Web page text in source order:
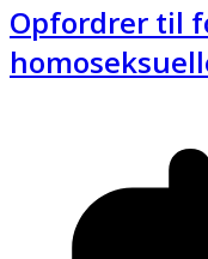
Opfordrer til